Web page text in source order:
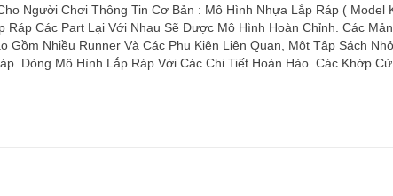
Người Chơi Thông Tin Cơ Bản : Mô Hình Nhựa Lắp Ráp (
Các Part Lại Với Nhau Sẽ Được Mô Hình Hoàn Chỉnh. Các
Gồm Nhiều Runner Và Các Phụ Kiện Liên Quan, Một Tập Sách
Dòng Mô Hình Lắp Ráp Với Các Chi Tiết Hoàn Hảo. Các Khớp